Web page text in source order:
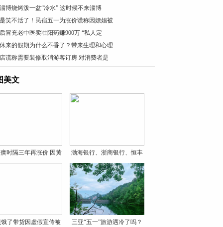
博烧烤泼一盆“冷水” 这时候不来淄博
笑不活了！民宿五一为涨价谎称因嫖娼被
冒充老中医卖壮阳药赚900万 “私人定
来的假期为什么不香了？带来生理和心理
谎称需要装修取消游客订房 对消费者是
美文
时隔三年再涨价 因黄
渤海银行、浙商银行、恒丰
银
了带货因虚假宣传被
三亚“五一”旅游遇冷了吗？